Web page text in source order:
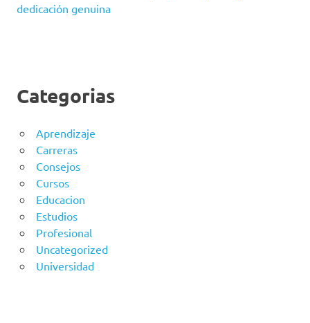
dedicación genuina
Categorias
Aprendizaje
Carreras
Consejos
Cursos
Educacion
Estudios
Profesional
Uncategorized
Universidad